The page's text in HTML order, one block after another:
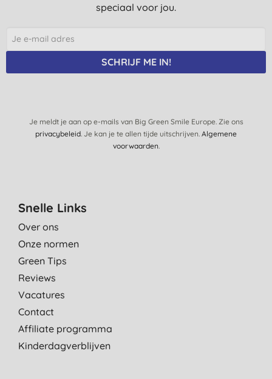
speciaal voor jou.
SCHRIJF ME IN!
Je meldt je aan op e-mails van Big Green Smile Europe. Zie ons
privacybeleid. Je kan je te allen tijde uitschrijven. Algemene
voorwaarden.
Snelle Links
Over ons
Onze normen
Green Tips
Reviews
Vacatures
Contact
Affiliate programma
Kinderdagverblijven